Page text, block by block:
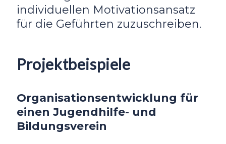
individuellen Motivationsansatz
für die Geführten zuzuschreiben.
Projektbeispiele
Organisationsentwicklung für
einen Jugendhilfe- und
Bildungsverein